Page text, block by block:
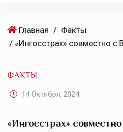
Главная / Факты
ФАКТЫ
14 Октября, 2024
«Ингосстрах»